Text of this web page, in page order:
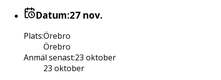
Datum:27 nov.
Plats:Örebro
Örebro
Anmäl senast:23 oktober
23 oktober